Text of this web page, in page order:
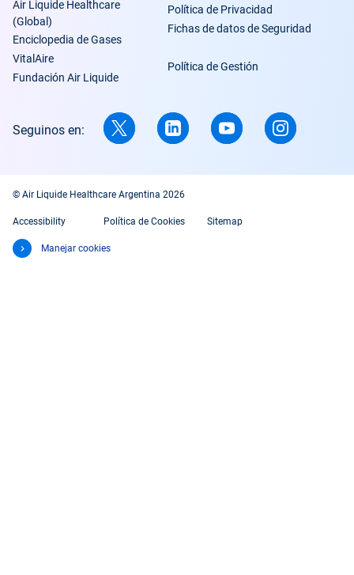
Air Liquide Healthcare
(Global)
Enciclopedia de Gases
VitalAire
Fundación Air Liquide
Política de Privacidad
Fichas de datos de Seguridad
Política de Gestión
Seguinos en:
© Air Liquide Healthcare Argentina 2026
Accessibility Política de Cookies Sitemap
Manejar cookies